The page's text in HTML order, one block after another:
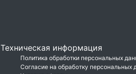
Техническая информация
Политика обработки персональных
Согласие на обработку персональных